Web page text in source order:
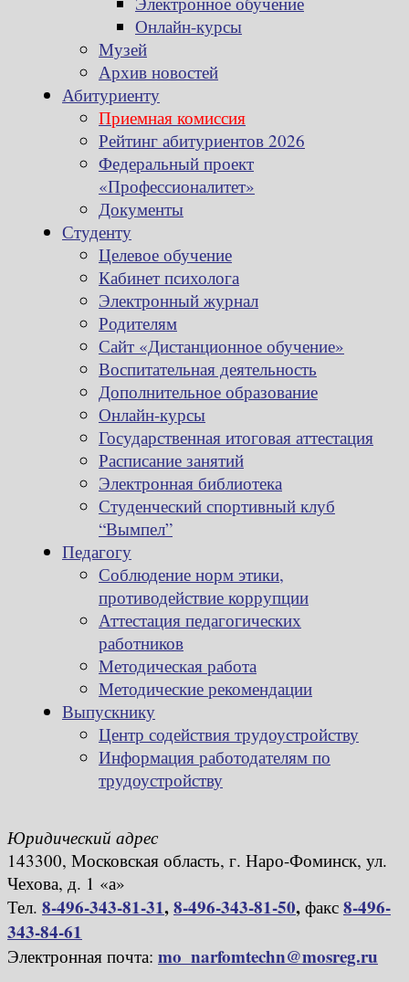
Онлайн-курсы
Музей
Архив новостей
Абитуриенту
Приемная комиссия
Рейтинг абитуриентов 2026
Федеральный проект
«Профессионалитет»
Документы
Студенту
Целевое обучение
Кабинет психолога
Электронный журнал
Родителям
Сайт «Дистанционное обучение»
Воспитательная деятельность
Дополнительное образование
Онлайн-курсы
Государственная итоговая аттестация
Расписание занятий
Электронная библиотека
Студенческий спортивный клуб
“Вымпел”
Педагогу
Соблюдение норм этики,
противодействие коррупции
Аттестация педагогических
работников
Методическая работа
Методические рекомендации
Выпускнику
Центр содействия трудоустройству
Информация работодателям по
трудоустройству
Юридический адрес
143300, Московская область, г. Наро-Фоминск, ул.
Чехова, д. 1 «а»
Тел. 8-496-343-81-31,8-496-343-81-50, факс 8-496-
343-84-61
Электронная почта: mo_narfomtechn@mosreg.ru